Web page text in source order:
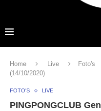
Home Live Foto's
(14/10/2020)
FOTO'S LIVE
PINGPONGCLUB